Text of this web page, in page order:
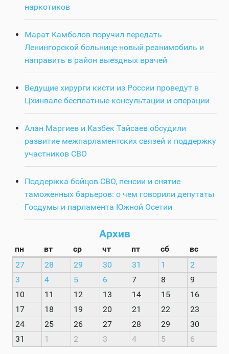
наркотиков
Марат Камболов поручил передать
Ленингорской больнице новый реанимобиль и
направить в район выездных врачей
Ведущие хирурги кисти из России проведут в
Цхинвале бесплатные консультации и операции
Алан Маргиев и Казбек Тайсаев обсудили
развитие межпарламентских связей и поддержку
участников СВО
Поддержка бойцов СВО, пенсии и снятие
таможенных барьеров: о чем говорили депутаты
Госдумы и парламента Южной Осетии
Архив
пн вт ср чт пт сб
вс
27
28 29 30 31 1
2
3
4 5 6 7 8
9
10
11 12 13 14 15
16
17
18 19 20 21 22
23
24
25 26 27 28 29
30
31
1 2 3 4 5 6